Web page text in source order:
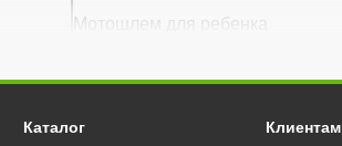
Мотошлем для ребенка
Каталог Клиентам